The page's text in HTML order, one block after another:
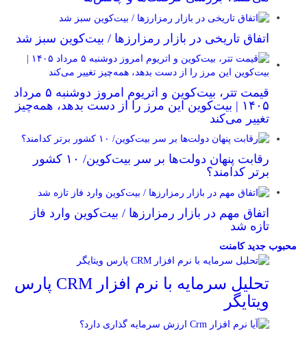
اتفاق تاریخی در بازار رمزارزها / بیت‌کوین سبز شد
قیمت تتر، بیت‌کوین و اتریوم امروز دوشنبه ۵ مرداد
۱۴۰۵ | بیت‌کوین این مرز را از دست بدهد، همه‌چیز
تغییر می‌کند
رقابت پنهان دولت‌ها بر سر بیت‌کوین/ ۱۰ کشور
برتر کدامند؟
اتفاق مهم در بازار رمزارزها / بیت‌کوین وارد فاز
تازه شد
محبوب جدیدکامنت
تحلیل سرمایه با نرم افزار CRM پارس
ویتایگر